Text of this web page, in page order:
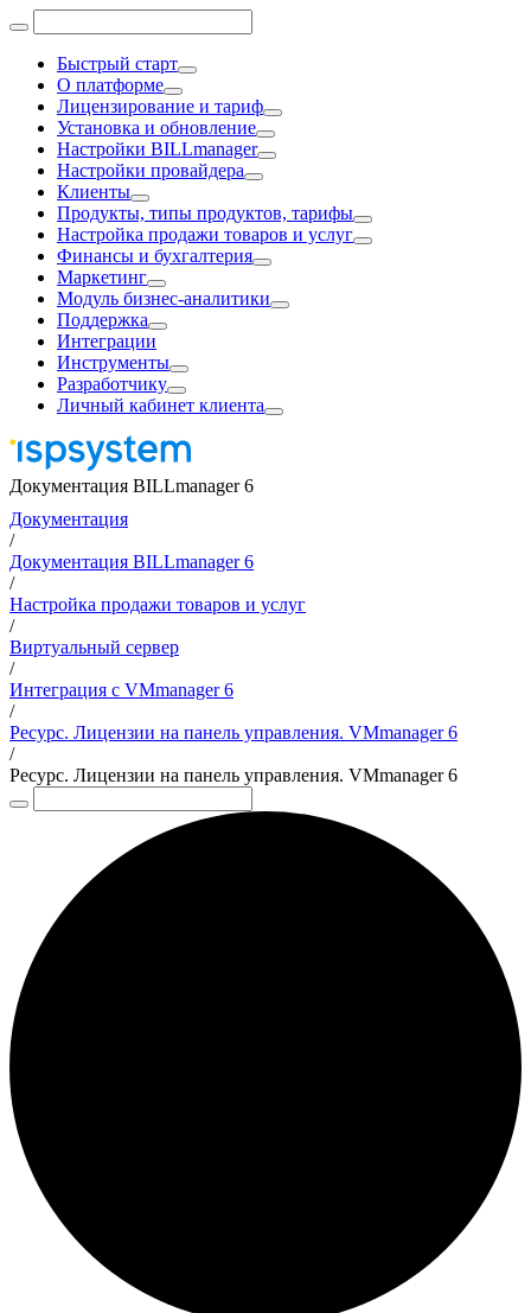
Быстрый старт
О платформе
Лицензирование и тариф
Установка и обновление
Настройки BILLmanager
Настройки провайдера
Клиенты
Продукты, типы продуктов, тарифы
Настройка продажи товаров и услуг
Финансы и бухгалтерия
Маркетинг
Модуль бизнес-аналитики
Поддержка
Интеграции
Инструменты
Разработчику
Личный кабинет клиента
Документация BILLmanager 6
Документация
/
Документация BILLmanager 6
/
Настройка продажи товаров и услуг
/
Виртуальный сервер
/
Интеграция с VMmanager 6
/
Ресурс. Лицензии на панель управления. VMmanager 6
/
Ресурс. Лицензии на панель управления. VMmanager 6